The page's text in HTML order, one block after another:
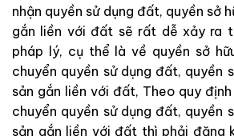
nhận quyền sử dụng đất, quyền sở
gắn liền với đất sẽ rất dễ xảy ra
pháp lý, cụ thể là về quyền sở
chuyển quyền sử dụng đất, quyền
sản gắn liền với đất, Theo quy
chuyển quyền sử dụng đất, quyền
sản gắn liền với đất thì phải đăng